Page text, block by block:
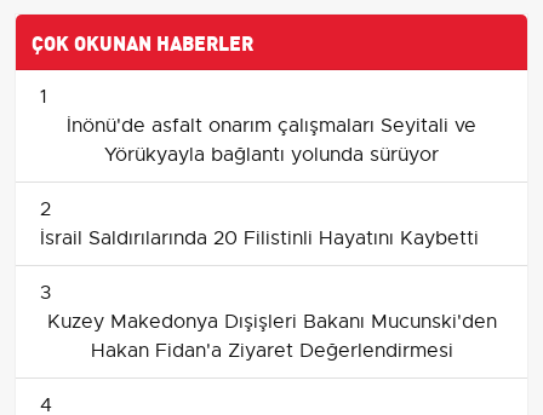
ÇOK OKUNAN HABERLER
1
İnönü'de asfalt onarım çalışmaları Seyitali ve
Yörükyayla bağlantı yolunda sürüyor
2
İsrail Saldırılarında 20 Filistinli Hayatını Kaybetti
3
Kuzey Makedonya Dışişleri Bakanı Mucunski'den
Hakan Fidan'a Ziyaret Değerlendirmesi
4